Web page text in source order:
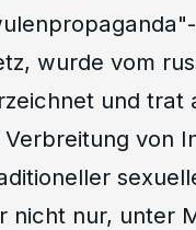
wurde vom
und trat
von
nicht nur, unter